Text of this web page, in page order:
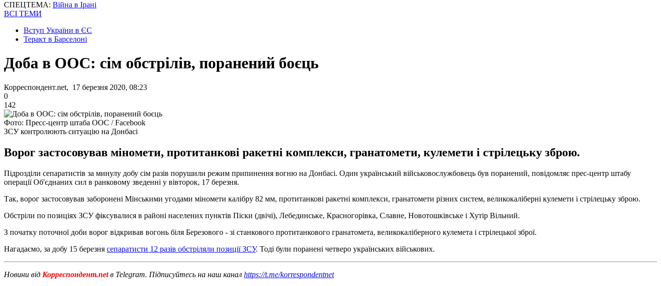
СПЕЦТЕМА: Війна в Ірані
ВСІ ТЕМИ
Вступ України в ЄС
Теракт в Барселоні
Доба в ООС: сім обстрілів, поранений боєць
Корреспондент.net, 17 березня 2020, 08:23
0
142
Фото: Пресс-центр штаба ООС / Facebook
ЗСУ контролюють ситуацію на Донбасі
Ворог застосовував міномети, протитанкові ракетні комплекси, гранатомети, кулемети і стрілецьку зброю.
Підрозділи сепаратистів за минулу добу сім разів порушили режим припинення вогню на Донбасі. Один український військовослужбовець був поранений, повідомляє прес-центр штабу
операції Об'єднаних сил в ранковому зведенні у вівторок, 17 березня.
Так, ворог застосовував заборонені Мінськими угодами міномети калібру 82 мм, протитанкові ракетні комплекси, гранатомети різних систем, великокаліберні кулемети і стрілецьку зброю.
Обстріли по позиціях ЗСУ фіксувалися в районі населених пунктів Піски (двічі), Лебединське, Красногорівка, Славне, Новотошківське і Хутір Вільний.
З початку поточної доби ворог відкривав вогонь біля Березового - зі станкового протитанкового гранатомета, великокаліберного кулемета і стрілецької зброї.
Нагадаємо, за добу 15 березня сепаратисти 12 разів обстріляли позиції ЗСУ. Тоді були поранені четверо українських військових.
Новини від Корреспондент.netв Telegram. Підписуйтесь на наш канал https://t.me/korrespondentnet